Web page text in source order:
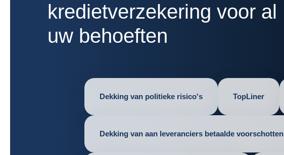
kredietverzekering voor al
uw behoeften
Dekking van politieke risico's TopLiner
Dekking van aan leveranciers betaalde voorschotten